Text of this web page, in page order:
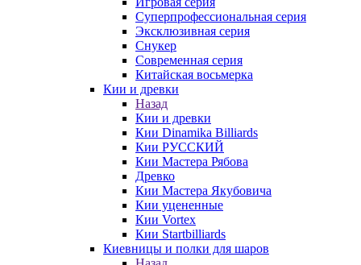
Суперпрофессиональная серия
Эксклюзивная серия
Снукер
Современная серия
Китайская восьмерка
Кии и древки
Назад
Кии и древки
Кии Dinamika Billiards
Кии РУССКИЙ
Кии Мастера Рябова
Древко
Кии Мастера Якубовича
Кии уцененные
Кии Vortex
Кии Startbilliards
Киевницы и полки для шаров